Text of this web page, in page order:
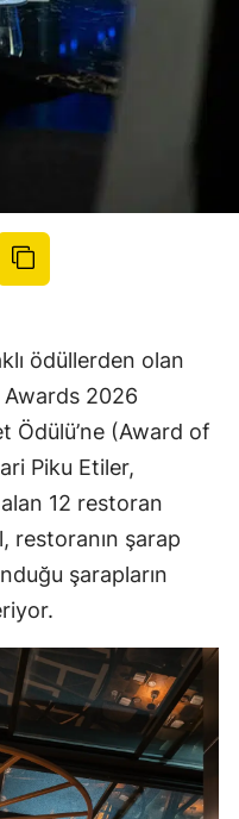
ödüllerden olan
2026
Ödülü’ne (Award of
Piku Etiler,
12 restoran
restoranın şarap
şarapların